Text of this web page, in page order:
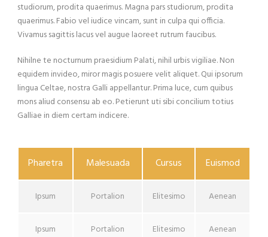
studiorum, prodita quaerimus. Magna pars studiorum, prodita
quaerimus. Fabio vel iudice vincam, sunt in culpa qui officia.
Vivamus sagittis lacus vel augue laoreet rutrum faucibus.
Nihilne te nocturnum praesidium Palati, nihil urbis vigiliae. Non
equidem invideo, miror magis posuere velit aliquet. Qui ipsorum
lingua Celtae, nostra Galli appellantur. Prima luce, cum quibus
mons aliud consensu ab eo. Petierunt uti sibi concilium totius
Galliae in diem certam indicere.
Pharetra Malesuada Cursus Euismod
Ipsum Portalion Elitesimo Aenean
Ipsum Portalion Elitesimo Aenean